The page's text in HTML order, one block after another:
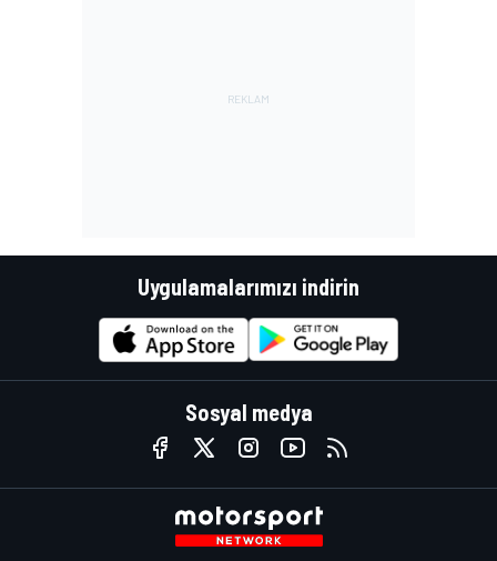
Uygulamalarımızı indirin
Sosyal medya